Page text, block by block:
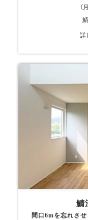
（
詳
鯖
間口6mを忘れさ